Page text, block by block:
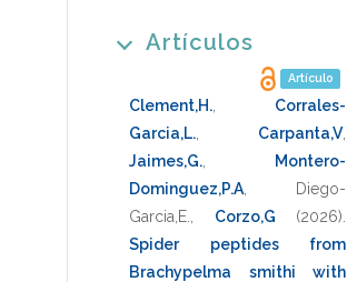
Artículos
Artículo
Clement,H.
Corrales-
Garcia,L.
Carpanta,V,
Jaimes,G.
Montero-
Dominguez,P.A
Diego-
Garcia,E.
Corzo,G (2026)
Spider peptides from
Brachypelma smithi with